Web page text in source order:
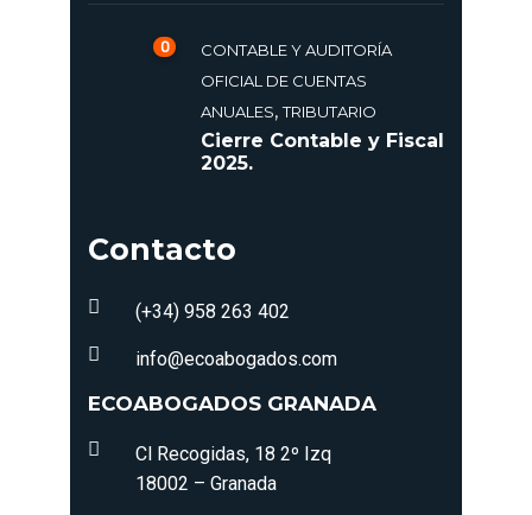
0
CONTABLE Y AUDITORÍA
OFICIAL DE CUENTAS
ANUALES,TRIBUTARIO
Cierre Contable y Fiscal
2025.
Contacto
(+34) 958 263 402
info@ecoabogados.com
ECOABOGADOS GRANADA
Cl Recogidas, 18 2º Izq
18002 – Granada